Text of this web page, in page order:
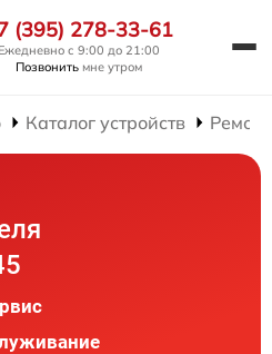
(395) 278-33-61
Ежедневно с 9:00 до 21:00
Позвонить мне утром
Каталог устройств